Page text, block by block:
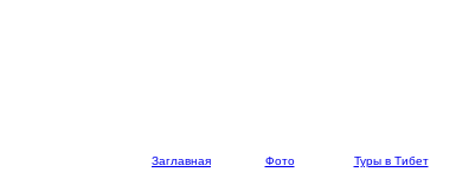
Заглавная Фото Туры в Тибет